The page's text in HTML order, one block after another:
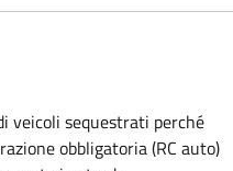
veicoli sequestrati perché
obbligatoria (RC auto)